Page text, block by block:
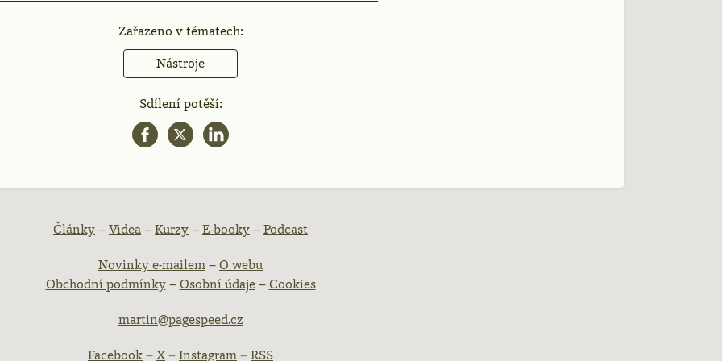
Zařazeno v tématech:
Nástroje
Sdílení potěší:
Články–Videa–Kurzy–E-booky–Podcast
Novinky e-mailem–O webu
Obchodní podmínky–Osobní údaje–Cookies
martin@pagespeed.cz
Facebook–X–Instagram–RSS